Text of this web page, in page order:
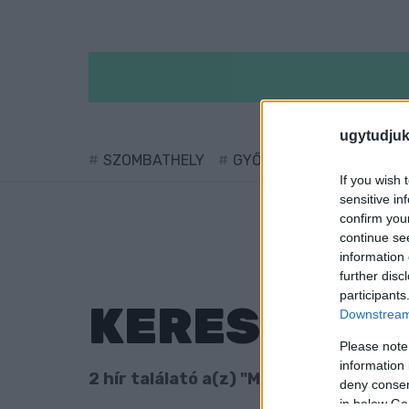
If you wish
sensitive
confirm
continue
information
further
Please
information
deny
in below
SZOMBATHELY GYŐR
KERESÉS
2 hír találató a(z) "Micsoda család!"